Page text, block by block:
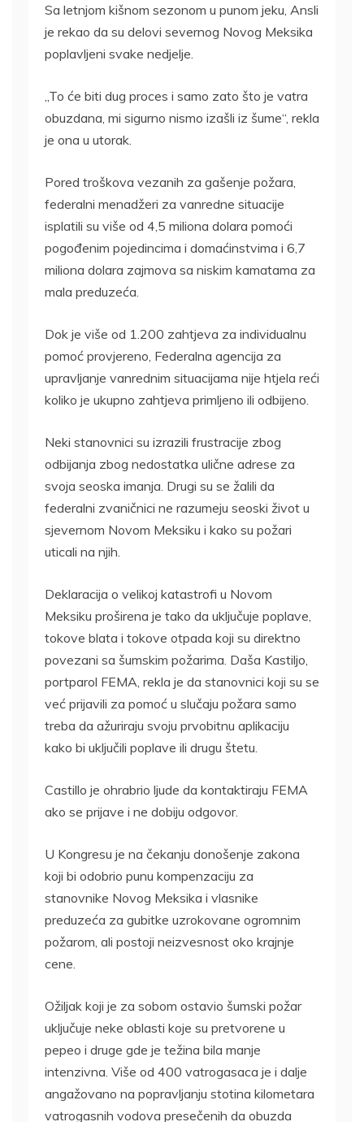
Sa letnjom kišnom sezonom u punom jeku, Ansli
je rekao da su delovi severnog Novog Meksika
poplavljeni svake nedjelje.
„To će biti dug proces i samo zato što je vatra
obuzdana, mi sigurno nismo izašli iz šume“, rekla
je ona u utorak.
Pored troškova vezanih za gašenje požara,
federalni menadžeri za vanredne situacije
isplatili su više od 4,5 miliona dolara pomoći
pogođenim pojedincima i domaćinstvima i 6,7
miliona dolara zajmova sa niskim kamatama za
mala preduzeća.
Dok je više od 1.200 zahtjeva za individualnu
pomoć provjereno, Federalna agencija za
upravljanje vanrednim situacijama nije htjela reći
koliko je ukupno zahtjeva primljeno ili odbijeno.
Neki stanovnici su izrazili frustracije zbog
odbijanja zbog nedostatka ulične adrese za
svoja seoska imanja. Drugi su se žalili da
federalni zvaničnici ne razumeju seoski život u
sjevernom Novom Meksiku i kako su požari
uticali na njih.
Deklaracija o velikoj katastrofi u Novom
Meksiku proširena je tako da uključuje poplave,
tokove blata i tokove otpada koji su direktno
povezani sa šumskim požarima. Daša Kastiljo,
portparol FEMA, rekla je da stanovnici koji su se
već prijavili za pomoć u slučaju požara samo
treba da ažuriraju svoju prvobitnu aplikaciju
kako bi uključili poplave ili drugu štetu.
Castillo je ohrabrio ljude da kontaktiraju FEMA
ako se prijave i ne dobiju odgovor.
U Kongresu je na čekanju donošenje zakona
koji bi odobrio punu kompenzaciju za
stanovnike Novog Meksika i vlasnike
preduzeća za gubitke uzrokovane ogromnim
požarom, ali postoji neizvesnost oko krajnje
cene.
Ožiljak koji je za sobom ostavio šumski požar
uključuje neke oblasti koje su pretvorene u
pepeo i druge gde je težina bila manje
intenzivna. Više od 400 vatrogasaca je i dalje
angažovano na popravljanju stotina kilometara
vatrogasnih vodova presečenih da obuzda